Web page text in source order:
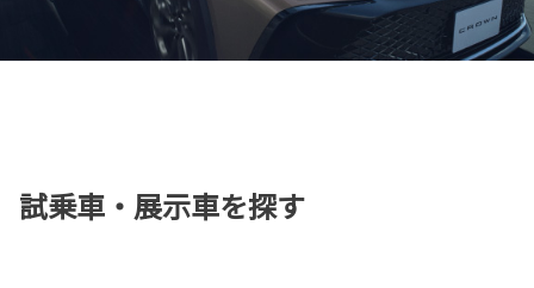
試乗車・展示車を探す